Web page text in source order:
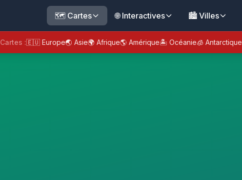
🗺️ Cartes 🌐 Interactives 🏙️ Villes
Cartes :🇪🇺 Europe🌏 Asie🌍 Afrique🌎 Amérique🏝️ Océanie🧊 Antarctique